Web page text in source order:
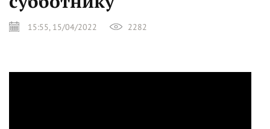
15:55, 15/04/2022 2282